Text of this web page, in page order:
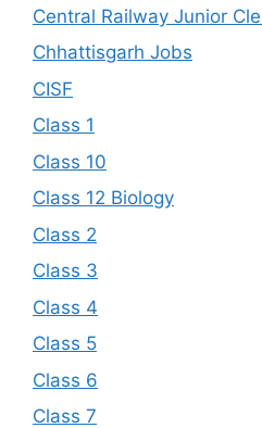
Central Railway Junior
Chhattisgarh Jobs
CISF
Class 1
Class 10
Class 12 Biology
Class 2
Class 3
Class 4
Class 5
Class 6
Class 7